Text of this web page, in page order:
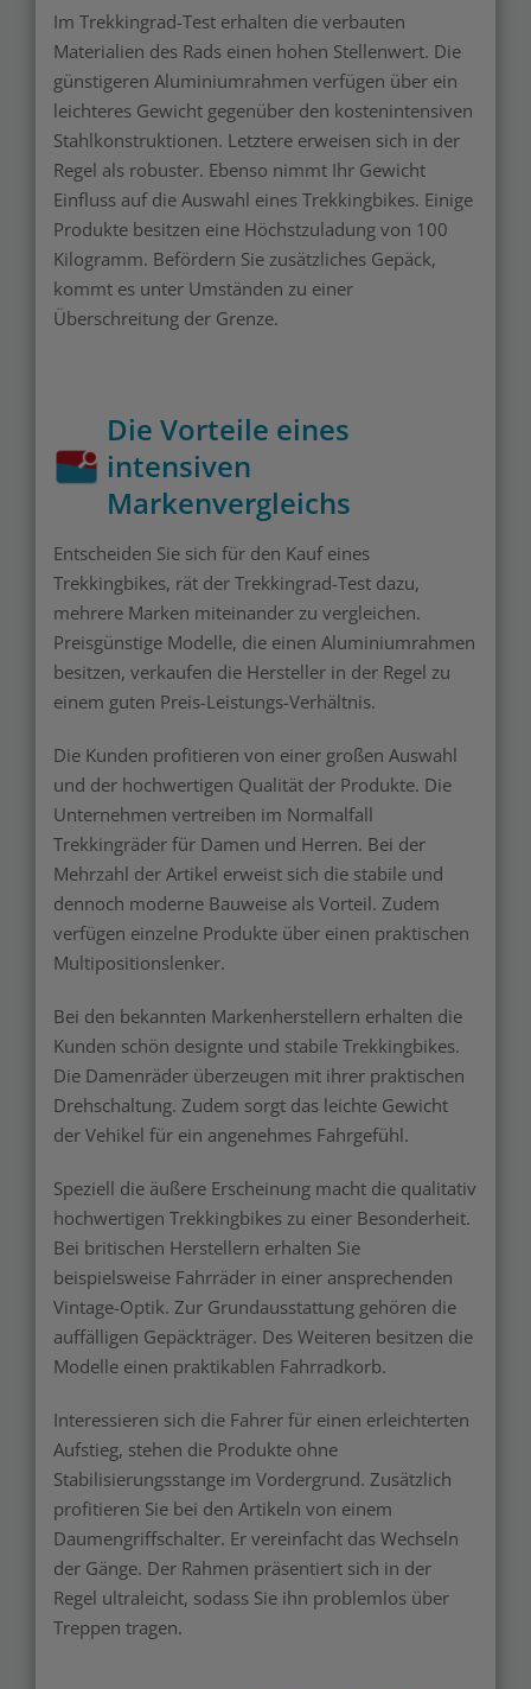
Im Trekkingrad-Test erhalten die verbauten
Materialien des Rads einen hohen Stellenwert. Die
günstigeren Aluminiumrahmen verfügen über ein
leichteres Gewicht gegenüber den kostenintensiven
Stahlkonstruktionen. Letztere erweisen sich in der
Regel als robuster. Ebenso nimmt Ihr Gewicht
Einfluss auf die Auswahl eines Trekkingbikes. Einige
Produkte besitzen eine Höchstzuladung von 100
Kilogramm. Befördern Sie zusätzliches Gepäck,
kommt es unter Umständen zu einer
Überschreitung der Grenze.
Die Vorteile eines
intensiven
Markenvergleichs
Entscheiden Sie sich für den Kauf eines
Trekkingbikes, rät der Trekkingrad-Test dazu,
mehrere Marken miteinander zu vergleichen.
Preisgünstige Modelle, die einen Aluminiumrahmen
besitzen, verkaufen die Hersteller in der Regel zu
einem guten Preis-Leistungs-Verhältnis.
Die Kunden profitieren von einer großen Auswahl
und der hochwertigen Qualität der Produkte. Die
Unternehmen vertreiben im Normalfall
Trekkingräder für Damen und Herren. Bei der
Mehrzahl der Artikel erweist sich die stabile und
dennoch moderne Bauweise als Vorteil. Zudem
verfügen einzelne Produkte über einen praktischen
Multipositionslenker.
Bei den bekannten Markenherstellern erhalten die
Kunden schön designte und stabile Trekkingbikes.
Die Damenräder überzeugen mit ihrer praktischen
Drehschaltung. Zudem sorgt das leichte Gewicht
der Vehikel für ein angenehmes Fahrgefühl.
Speziell die äußere Erscheinung macht die qualitativ
hochwertigen Trekkingbikes zu einer Besonderheit.
Bei britischen Herstellern erhalten Sie
beispielsweise Fahrräder in einer ansprechenden
Vintage-Optik. Zur Grundausstattung gehören die
auffälligen Gepäckträger. Des Weiteren besitzen die
Modelle einen praktikablen Fahrradkorb.
Interessieren sich die Fahrer für einen erleichterten
Aufstieg, stehen die Produkte ohne
Stabilisierungsstange im Vordergrund. Zusätzlich
profitieren Sie bei den Artikeln von einem
Daumengriffschalter. Er vereinfacht das Wechseln
der Gänge. Der Rahmen präsentiert sich in der
Regel ultraleicht, sodass Sie ihn problemlos über
Treppen tragen.